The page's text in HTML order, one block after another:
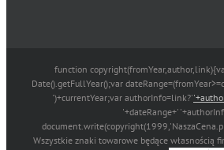
function
Date().getFullYear();var
')+currentYear;var authorInfo=link?'
'+dateRange+'
Wszystkie znaki towarowe będące własnością